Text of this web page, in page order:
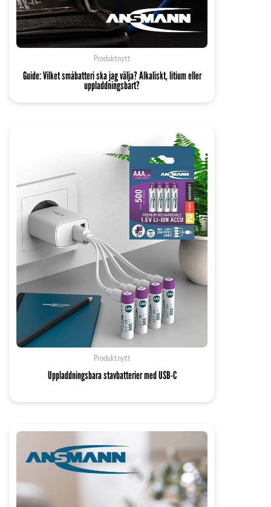
Produktnytt
Guide: Vilket småbatteri ska jag välja? Alkaliskt, litium eller
uppladdningsbart?
Produktnytt
Uppladdningsbara stavbatterier med USB-C